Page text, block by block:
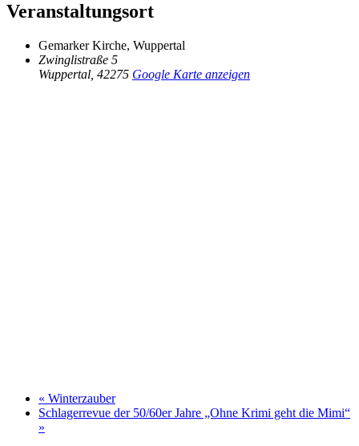
Veranstaltungsort
Gemarker Kirche, Wuppertal
Zwinglistraße 5
Wuppertal 42275 Google Karte anzeigen
« Winterzauber
Schlagerrevue der 50/60er Jahre „Ohne Krimi geht die Mimi“
»